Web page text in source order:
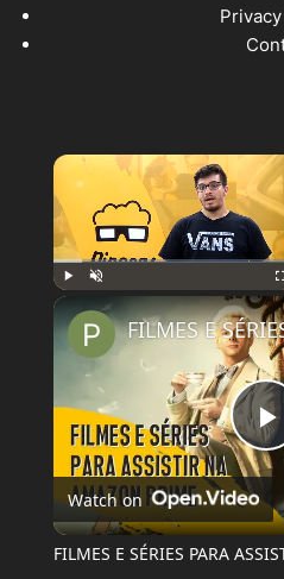
Watch on
FILMES E SÉRIES PARA